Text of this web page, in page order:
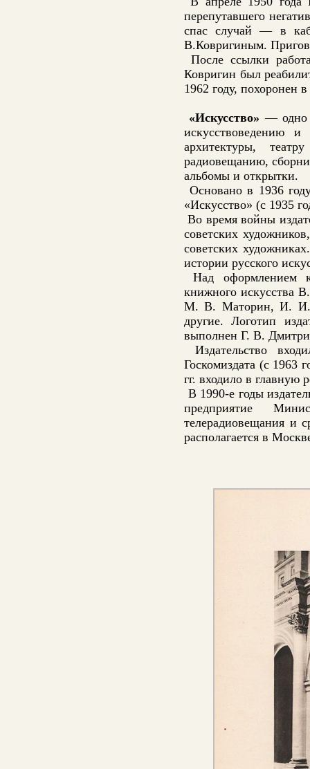
перепутавшего
спас случай — в
В.Ковригиным.
После ссылки
Ковригин был
1962 году, похоронен
«Искусство» — одно
искусствоведению и
архитектуры,
радиовещанию,
альбомы и открытки.
Основано в 1936
«Искусство» (с 1935
Во время войны
советских
советских
истории русского
Над оформлением
книжного искусства
М. В. Маторин, И. И.
другие. Логотип
выполнен Г. В.
Издательство
Госкомиздата (с 1963
гг. входило в главную
В 1990-е годы
предприятие
телерадиовещания и
располагается в